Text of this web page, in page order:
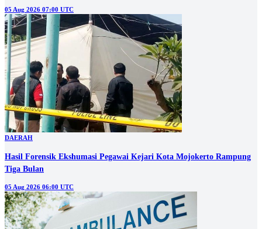
05 Aug 2026 07:00 UTC
DAERAH
Hasil Forensik Ekshumasi Pegawai Kejari Kota Mojokerto Rampung
Tiga Bulan
05 Aug 2026 06:00 UTC